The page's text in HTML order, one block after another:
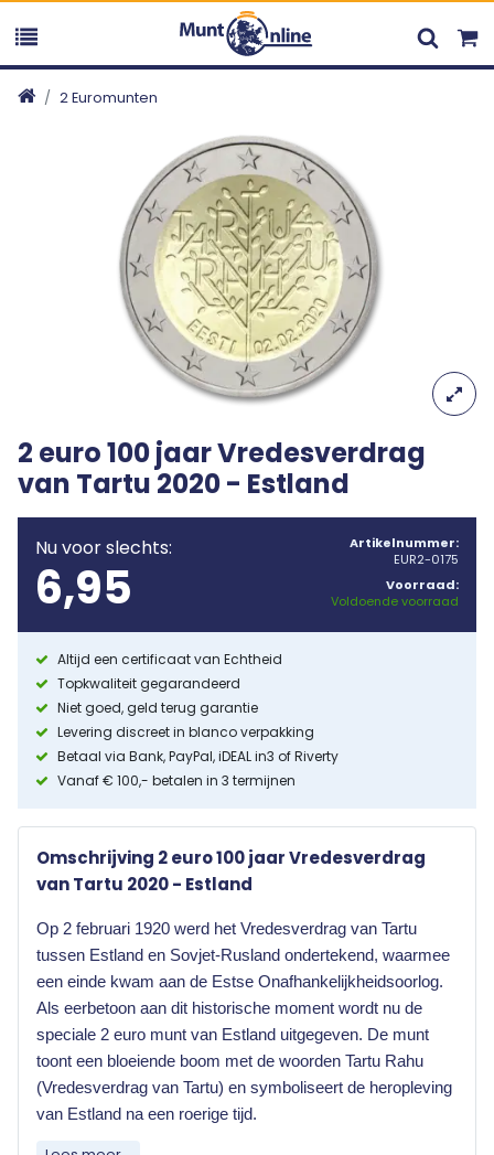
2 Euromunten
2 euro 100 jaar Vredesverdrag
van Tartu 2020 - Estland
Nu voor slechts:
6,95
Artikelnummer:
EUR2-0175
Voorraad:
Voldoende voorraad
Altijd een certificaat van Echtheid
Topkwaliteit gegarandeerd
Niet goed, geld terug garantie
Levering discreet in blanco verpakking
Betaal via Bank, PayPal, iDEAL in3 of Riverty
Vanaf € 100,- betalen in 3 termijnen
Omschrijving 2 euro 100 jaar Vredesverdrag
van Tartu 2020 - Estland
Op 2 februari 1920 werd het Vredesverdrag van Tartu
tussen Estland en Sovjet-Rusland ondertekend, waarmee
een einde kwam aan de Estse Onafhankelijkheidsoorlog.
Als eerbetoon aan dit historische moment wordt nu de
speciale 2 euro munt van Estland uitgegeven. De munt
toont een bloeiende boom met de woorden Tartu Rahu
(Vredesverdrag van Tartu) en symboliseert de heropleving
van Estland na een roerige tijd.